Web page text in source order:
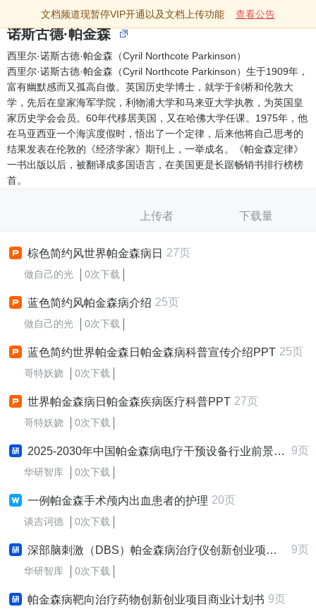
文档频道现暂停VIP开通以及文档上传功能 查看公告
诺斯古德·帕金森
西里尔·诺斯古德·帕金森（Cyril Northcote Parkinson）
西里尔·诺斯古德·帕金森（Cyril Northcote Parkinson）生于1909年，
富有幽默感而又孤高自傲。英国历史学博士，就学于剑桥和伦敦大
学，先后在皇家海军学院，利物浦大学和马来亚大学执教，为英国皇
家历史学会会员。60年代移居美国，又在哈佛大学任课。1975年，他
在马亚西亚一个海滨度假时，悟出了一个定律，后来他将自己思考的
结果发表在伦敦的《经济学家》期刊上，一举成名。《帕金森定律》
一书出版以后，被翻译成多国语言，在美国更是长踞畅销书排行榜榜
首。
上传者 下载量
棕色简约风世界帕金森病日 27页
做自己的光 0次下载
蓝色简约风帕金森病介绍 25页
做自己的光 0次下载
蓝色简约世界帕金森日帕金森病科普宣传介绍PPT 25页
哥特妖娆 0次下载
世界帕金森病日帕金森疾病医疗科普PPT 27页
哥特妖娆 0次下载
2025-2030年中国帕金森病电疗干预设备行业前景趋势预测及发展战略咨询报告 9页
华研智库 0次下载
一例帕金森手术颅内出血患者的护理 20页
谈吉诃德 0次下载
深部脑刺激（DBS）帕金森病治疗仪创新创业项目商业计划书 9页
华研智库 0次下载
帕金森病靶向治疗药物创新创业项目商业计划书 9页